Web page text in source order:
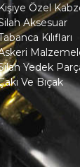
Kişiye Özel
Aksesuar
Kılıfları
Yedek
Ve Bıçak